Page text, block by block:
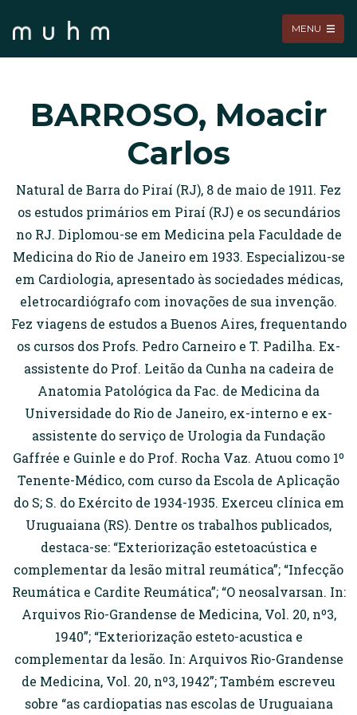
MENU
BARROSO, Moacir
Carlos
Natural de Barra do Piraí (RJ), 8 de maio de 1911. Fez
os estudos primários em Piraí (RJ) e os secundários
no RJ. Diplomou-se em Medicina pela Faculdade de
Medicina do Rio de Janeiro em 1933. Especializou-se
em Cardiologia, apresentado às sociedades médicas,
eletrocardiógrafo com inovações de sua invenção.
Fez viagens de estudos a Buenos Aires, frequentando
os cursos dos Profs. Pedro Carneiro e T. Padilha. Ex-
assistente do Prof. Leitão da Cunha na cadeira de
Anatomia Patológica da Fac. de Medicina da
Universidade do Rio de Janeiro, ex-interno e ex-
assistente do serviço de Urologia da Fundação
Gaffrée e Guinle e do Prof. Rocha Vaz. Atuou como 1º
Tenente-Médico, com curso da Escola de Aplicação
do S; S. do Exército de 1934-1935. Exerceu clínica em
Uruguaiana (RS). Dentre os trabalhos publicados,
destaca-se: “Exteriorização estetoacústica e
complementar da lesão mitral reumática”; “Infecção
Reumática e Cardite Reumática”; “O neosalvarsan. In:
Arquivos Rio-Grandense de Medicina, Vol. 20, nº3,
1940”; “Exteriorização esteto-acustica e
complementar da lesão. In: Arquivos Rio-Grandense
de Medicina, Vol. 20, nº3, 1942”; Também escreveu
sobre “as cardiopatias nas escolas de Uruguaiana